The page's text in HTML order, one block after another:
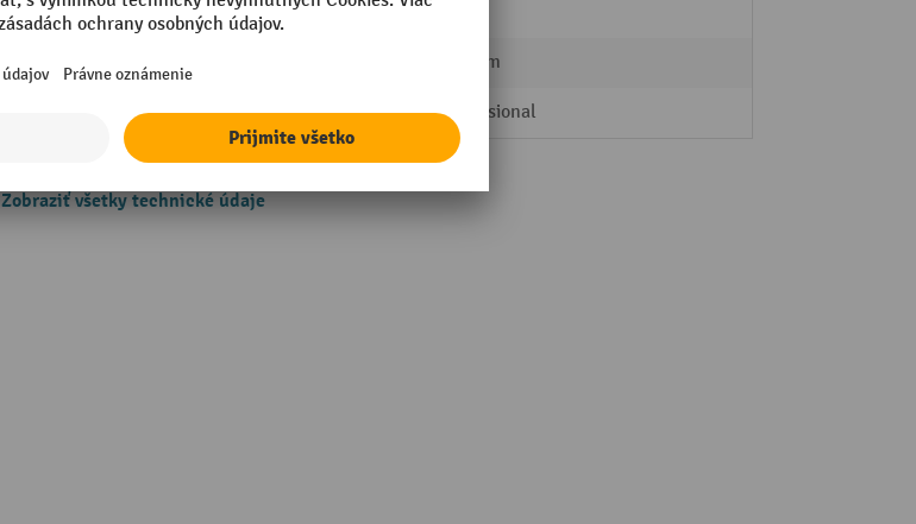
Počet vodiacich koliesok
Priemer vodiaceho kolieska 125 mm
Segmentu Professional
Zobraziť všetky technické údaje